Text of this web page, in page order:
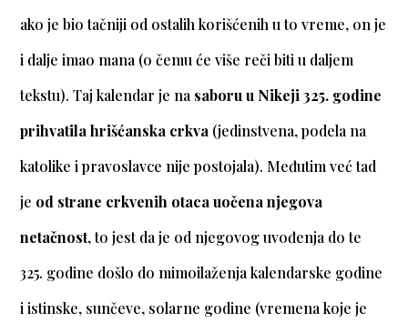
ako je bio tačniji od ostalih korišćenih u to vreme, on je
i dalje imao mana (o čemu će više reči biti u daljem
tekstu). Taj kalendar je na saboru u Nikeji 325. godine
prihvatila hrišćanska crkva (jedinstvena, podela na
katolike i pravoslavce nije postojala). Međutim već tad
je od strane crkvenih otaca uočena njegova
netačnost, to jest da je od njegovog uvođenja do te
325. godine došlo do mimoilaženja kalendarske godine
i istinske, sunčeve, solarne godine (vremena koje je